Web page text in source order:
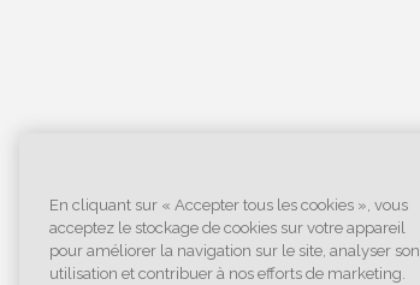
En cliquant sur « Accepter tous les cookies », vous
acceptez le stockage de cookies sur votre appareil
pour améliorer la navigation sur le site, analyser son
utilisation et contribuer à nos efforts de marketing.